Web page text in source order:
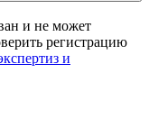
и не может
регистрацию
и